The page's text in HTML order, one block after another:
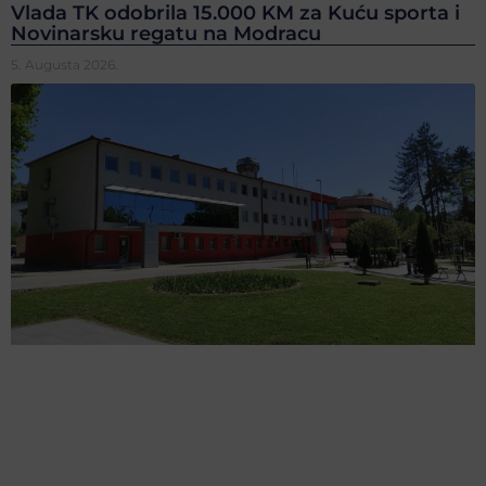
Vlada TK odobrila 15.000 KM za Kuću sporta i
Novinarsku regatu na Modracu
5. Augusta 2026.